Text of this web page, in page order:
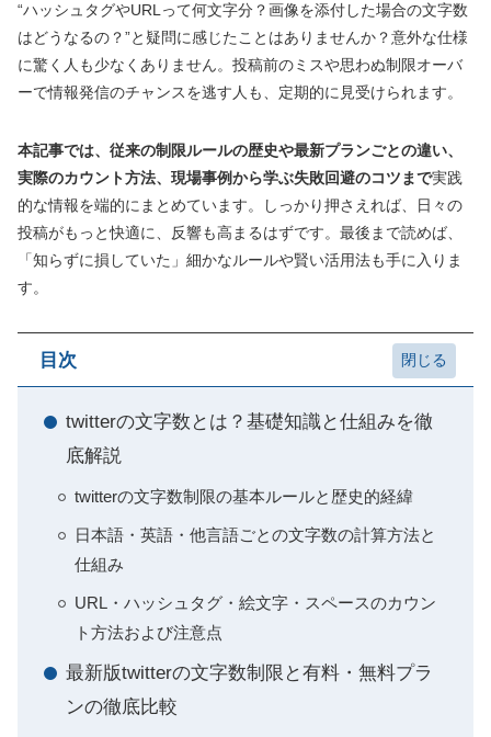
“ハッシュタグやURLって何文字分？画像を添付した場合の文字数
はどうなるの？”と疑問に感じたことはありませんか？意外な仕様
に驚く人も少なくありません。投稿前のミスや思わぬ制限オーバ
ーで情報発信のチャンスを逃す人も、定期的に見受けられます。
本記事では、従来の制限ルールの歴史や最新プランごとの違い、
実際のカウント方法、現場事例から学ぶ失敗回避のコツまで実践
的な情報を端的にまとめています。しっかり押さえれば、日々の
投稿がもっと快適に、反響も高まるはずです。最後まで読めば、
「知らずに損していた」細かなルールや賢い活用法も手に入りま
す。
目次
twitterの文字数とは？基礎知識と仕組みを徹
底解説
twitterの文字数制限の基本ルールと歴史的経緯
日本語・英語・他言語ごとの文字数の計算方法と
仕組み
URL・ハッシュタグ・絵文字・スペースのカウン
ト方法および注意点
最新版twitterの文字数制限と有料・無料プラ
ンの徹底比較